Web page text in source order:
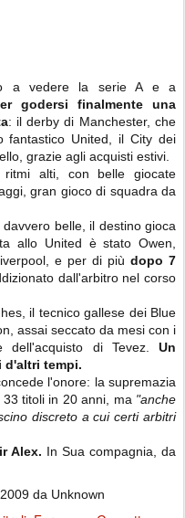
a vedere la serie A e a
godersi finalmente una
: il derby di Manchester, che
fantastico United, il City dei
grazie agli acquisti estivi.
ritmi alti, con belle giocate
gran gioco di squadra da
belle, il destino gioca
allo United è stato Owen,
e per di più dopo 7
dall'arbitro nel corso
il tecnico gallese dei Blue
assai seccato da mesi con i
dell'acquisto di Tevez. Un
d'altri tempi.
l'onore: la supremazia
titoli in 20 anni, ma "anche
discreto a cui certi arbitri
Alex. In Sua compagnia, da
da Unknown